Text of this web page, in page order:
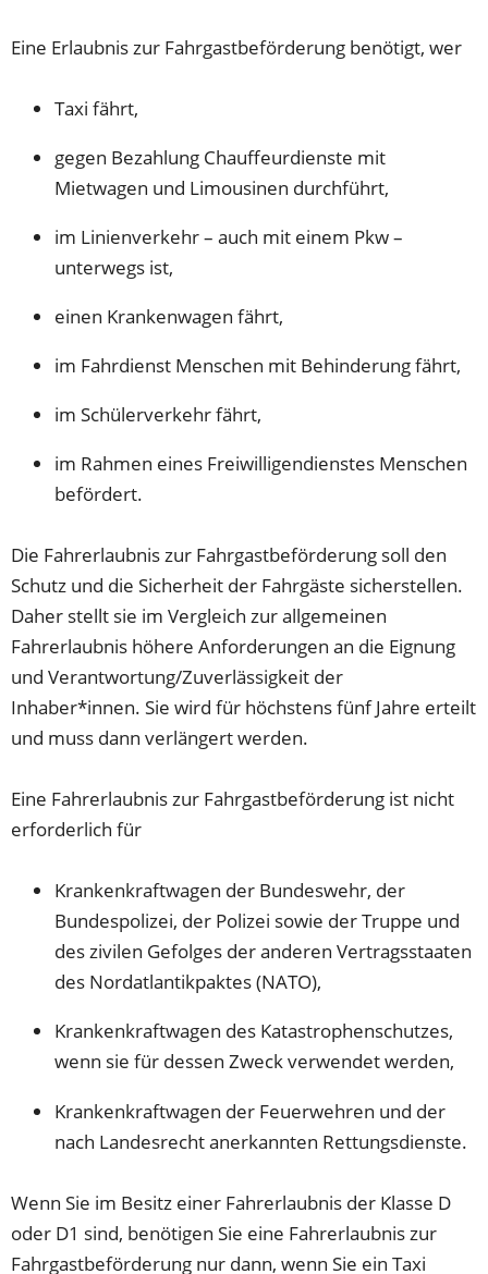
Eine Erlaubnis zur Fahrgastbeförderung benötigt, wer
Taxi fährt,
gegen Bezahlung Chauffeurdienste mit
Mietwagen und Limousinen durchführt,
im Linienverkehr – auch mit einem Pkw –
unterwegs ist,
einen Krankenwagen fährt,
im Fahrdienst Menschen mit Behinderung fährt,
im Schülerverkehr fährt,
im Rahmen eines Freiwilligendienstes Menschen
befördert.
Die Fahrerlaubnis zur Fahrgastbeförderung soll den
Schutz und die Sicherheit der Fahrgäste sicherstellen.
Daher stellt sie im Vergleich zur allgemeinen
Fahrerlaubnis höhere Anforderungen an die Eignung
und Verantwortung/Zuverlässigkeit der
Inhaber*innen. Sie wird für höchstens fünf Jahre erteilt
und muss dann verlängert werden.
Eine Fahrerlaubnis zur Fahrgastbeförderung ist nicht
erforderlich für
Krankenkraftwagen der Bundeswehr, der
Bundespolizei, der Polizei sowie der Truppe und
des zivilen Gefolges der anderen Vertragsstaaten
des Nordatlantikpaktes (NATO),
Krankenkraftwagen des Katastrophenschutzes,
wenn sie für dessen Zweck verwendet werden,
Krankenkraftwagen der Feuerwehren und der
nach Landesrecht anerkannten Rettungsdienste.
Wenn Sie im Besitz einer Fahrerlaubnis der Klasse D
oder D1 sind, benötigen Sie eine Fahrerlaubnis zur
Fahrgastbeförderung nur dann, wenn Sie ein Taxi